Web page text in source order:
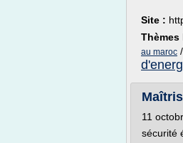
Site :
Thèmes
au maroc /
11
sécurité